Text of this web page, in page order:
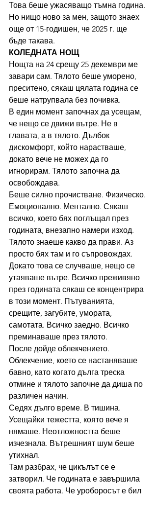
Това беше ужасяващо тъмна година.
Но нищо ново за мен, защото знаех
още от 15-годишен, че 2025 г. ще
бъде такава.
КОЛЕДНАТА НОЩ
Нощта на 24 срещу 25 декември ме
завари сам. Тялото беше уморено,
преситено, сякаш цялата година се
беше натрупвала без почивка.
В един момент започнах да усещам,
че нещо се движи вътре. Не в
главата, а в тялото. Дълбок
дискомфорт, който нарастваше,
докато вече не можех да го
игнорирам. Тялото започна да
освобождава.
Беше силно прочистване. Физическо.
Емоционално. Ментално. Сякаш
всичко, което бях поглъщал през
годината, внезапно намери изход.
Тялото знаеше какво да прави. Аз
просто бях там и го съпровождах.
Докато това се случваше, нещо се
утаяваше вътре. Всичко преживяно
през годината сякаш се концентрира
в този момент. Пътуванията,
срещите, загубите, умората,
самотата. Всичко заедно. Всичко
преминаваше през тялото.
После дойде облекчението.
Облекчение, което се настаняваше
бавно, като когато дълга треска
отмине и тялото започне да диша по
различен начин.
Седях дълго време. В тишина.
Усещайки тежестта, която вече я
нямаше. Неотложността беше
изчезнала. Вътрешният шум беше
утихнал.
Там разбрах, че цикълът се е
затворил. Че годината е завършила
своята работа. Че уроборосът е бил